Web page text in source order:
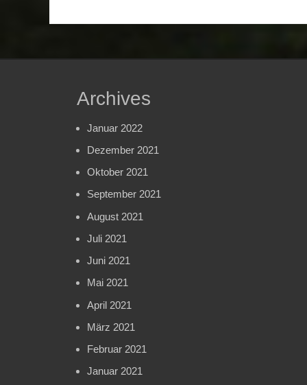
Archives
Januar 2022
Dezember 2021
Oktober 2021
September 2021
August 2021
Juli 2021
Juni 2021
Mai 2021
April 2021
März 2021
Februar 2021
Januar 2021